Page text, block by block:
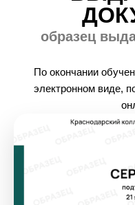
образец
По окончании
электронном виде,